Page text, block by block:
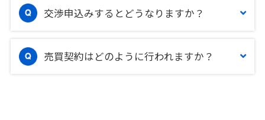
交渉申込みするとどうなりますか？
売買契約はどのように行われますか？